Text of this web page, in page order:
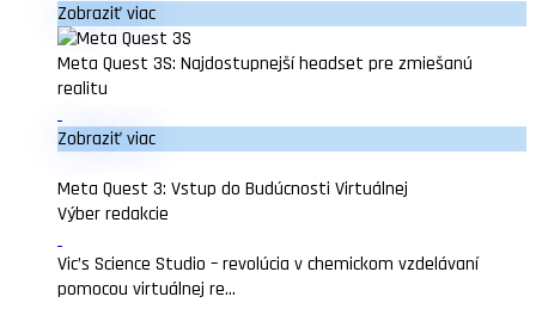
Zobraziť viac
Meta Quest 3S: Najdostupnejší headset pre zmiešanú
realitu
Zobraziť viac
Meta Quest 3: Vstup do Budúcnosti Virtuálnej
Výber redakcie
Vic’s Science Studio – revolúcia v chemickom vzdelávaní
pomocou virtuálnej re...